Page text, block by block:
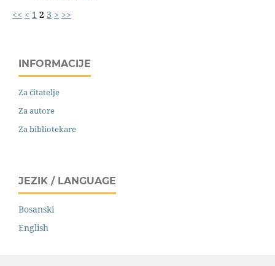
<< < 1 2 3 > >>
INFORMACIJE
Za čitatelje
Za autore
Za bibliotekare
JEZIK / LANGUAGE
Bosanski
English